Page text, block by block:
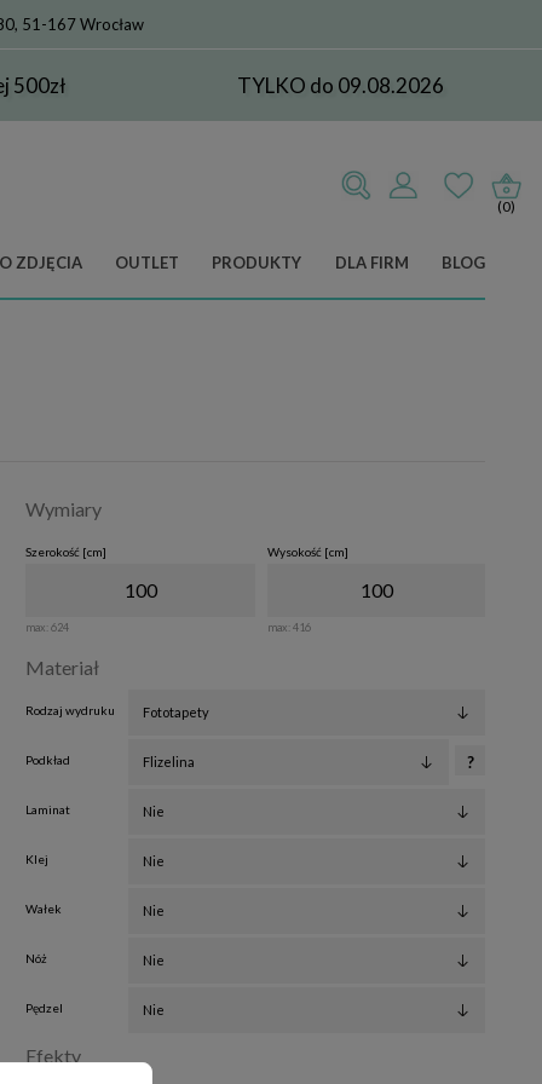
51-167 Wrocław
500zł TYLKO do 09.08.2026
(0)
ZDJĘCIA OUTLET PRODUKTY DLA FIRM BLOG
Wymiary
Szerokość [cm]
max: 624
Wysokość [cm]
max: 416
Materiał
Rodzaj wydruku
Podkład ?
Laminat
Klej
Wałek
Nóż
Pędzel
Efekty